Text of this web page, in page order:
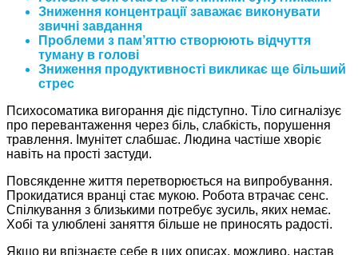
Зниження концентрації заважає виконувати
звичні завдання
Проблеми з пам’яттю створюють відчуття
туману в голові
Зниження продуктивності викликає ще більший
стрес
Психосоматика вигорання діє підступно. Тіло сигналізує
про перевантаження через біль, слабкість, порушення
травлення. Імунітет слабшає. Людина частіше хворіє
навіть на прості застуди.
Повсякденне життя перетворюється на випробування.
Прокидатися вранці стає мукою. Робота втрачає сенс.
Спілкування з близькими потребує зусиль, яких немає.
Хобі та улюблені заняття більше не приносять радості.
Якщо ви впізнаєте себе в цих описах, можливо, настав